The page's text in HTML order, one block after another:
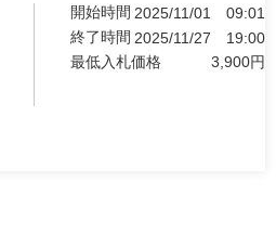
開始時間 2025/11/01
09:01
終了時間 2025/11/27
19:00
最低入札価格
3,900円